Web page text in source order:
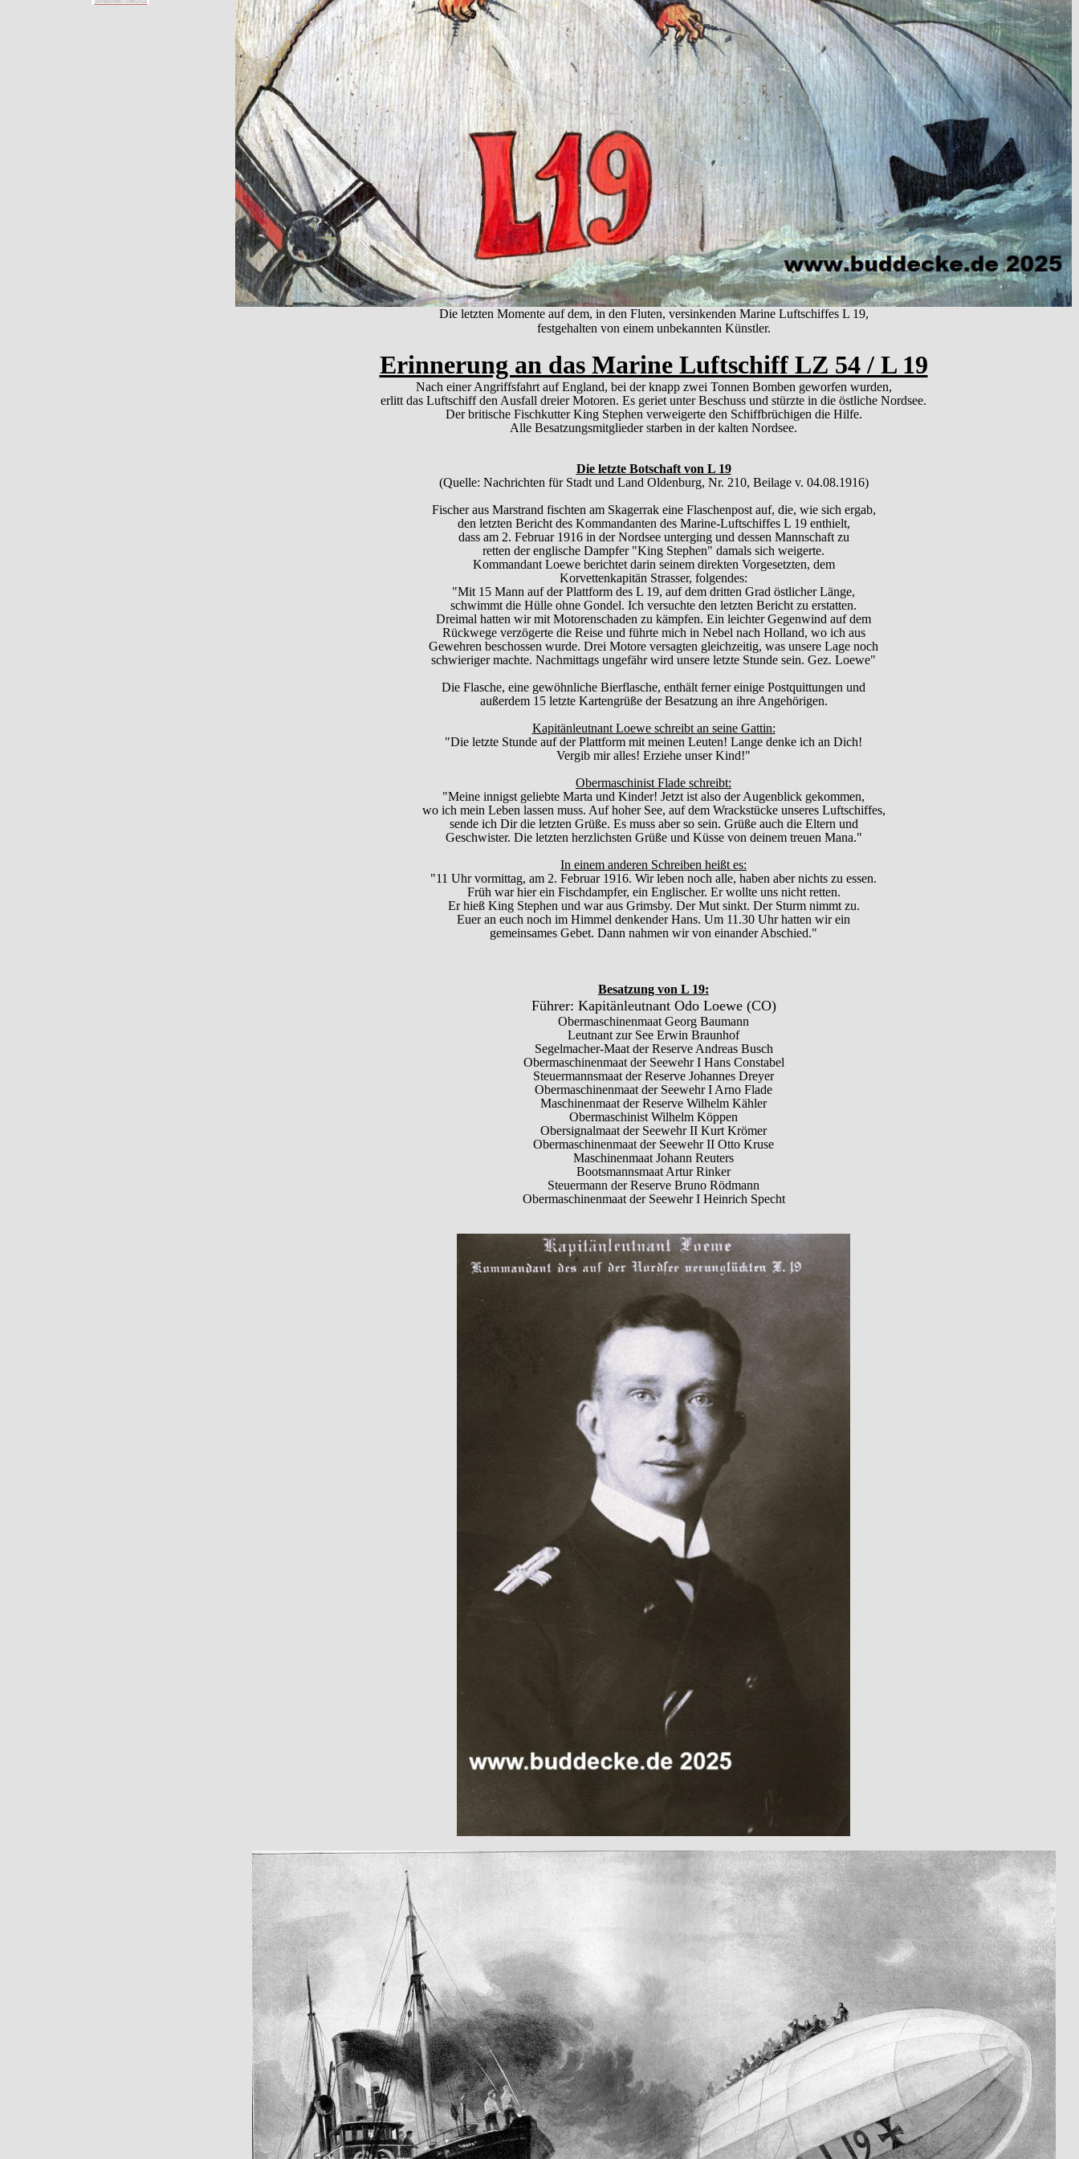
Die letzten Momente auf dem, in den Fluten, versinkenden Marine Luftschiffes L 19,
festgehalten von einem unbekannten Künstler.
Erinnerung an das Marine Luftschiff LZ 54 / L 19
Nach einer Angriffsfahrt auf England, bei der knapp zwei Tonnen Bomben geworfen wurden,
erlitt das Luftschiff den Ausfall dreier Motoren. Es geriet unter Beschuss und stürzte in die östliche Nordsee.
Der britische Fischkutter King Stephen verweigerte den Schiffbrüchigen die Hilfe.
Alle Besatzungsmitglieder starben in der kalten Nordsee.
Die letzte Botschaft von L 19
(Quelle: Nachrichten für Stadt und Land Oldenburg, Nr. 210, Beilage v. 04.08.1916)
Fischer aus Marstrand fischten am Skagerrak eine Flaschenpost auf, die, wie sich ergab,
den letzten Bericht des Kommandanten des Marine-Luftschiffes L 19 enthielt,
dass am 2. Februar 1916 in der Nordsee unterging und dessen Mannschaft zu
retten der englische Dampfer "King Stephen" damals sich weigerte.
Kommandant Loewe berichtet darin seinem direkten Vorgesetzten, dem
Korvettenkapitän Strasser, folgendes:
"Mit 15 Mann auf der Plattform des L 19, auf dem dritten Grad östlicher Länge,
schwimmt die Hülle ohne Gondel. Ich versuchte den letzten Bericht zu erstatten.
Dreimal hatten wir mit Motorenschaden zu kämpfen. Ein leichter Gegenwind auf dem
Rückwege verzögerte die Reise und führte mich in Nebel nach Holland, wo ich aus
Gewehren beschossen wurde. Drei Motore versagten gleichzeitig, was unsere Lage noch
schwieriger machte. Nachmittags ungefähr wird unsere letzte Stunde sein. Gez. Loewe"
Die Flasche, eine gewöhnliche Bierflasche, enthält ferner einige Postquittungen und
außerdem 15 letzte Kartengrüße der Besatzung an ihre Angehörigen.
Kapitänleutnant Loewe schreibt an seine Gattin:
"Die letzte Stunde auf der Plattform mit meinen Leuten! Lange denke ich an Dich!
Vergib mir alles! Erziehe unser Kind!"
Obermaschinist Flade schreibt:
"Meine innigst geliebte Marta und Kinder! Jetzt ist also der Augenblick gekommen,
wo ich mein Leben lassen muss. Auf hoher See, auf dem Wrackstücke unseres Luftschiffes,
sende ich Dir die letzten Grüße. Es muss aber so sein. Grüße auch die Eltern und
Geschwister. Die letzten herzlichsten Grüße und Küsse von deinem treuen Mana."
In einem anderen Schreiben heißt es:
"11 Uhr vormittag, am 2. Februar 1916. Wir leben noch alle, haben aber nichts zu essen.
Früh war hier ein Fischdampfer, ein Englischer. Er wollte uns nicht retten.
Er hieß King Stephen und war aus Grimsby. Der Mut sinkt. Der Sturm nimmt zu.
Euer an euch noch im Himmel denkender Hans. Um 11.30 Uhr hatten wir ein
gemeinsames Gebet. Dann nahmen wir von einander Abschied."
Besatzung von L 19:
Führer: Kapitänleutnant Odo Loewe (CO)
Obermaschinenmaat Georg Baumann
Leutnant zur See Erwin Braunhof
Segelmacher-Maat der Reserve Andreas Busch
Obermaschinenmaat der Seewehr I Hans Constabel
Steuermannsmaat der Reserve Johannes Dreyer
Obermaschinenmaat der Seewehr I Arno Flade
Maschinenmaat der Reserve Wilhelm Kähler
Obermaschinist Wilhelm Köppen
Obersignalmaat der Seewehr II Kurt Krömer
Obermaschinenmaat der Seewehr II Otto Kruse
Maschinenmaat Johann Reuters
Bootsmannsmaat Artur Rinker
Steuermann der Reserve Bruno Rödmann
Obermaschinenmaat der Seewehr I Heinrich Specht